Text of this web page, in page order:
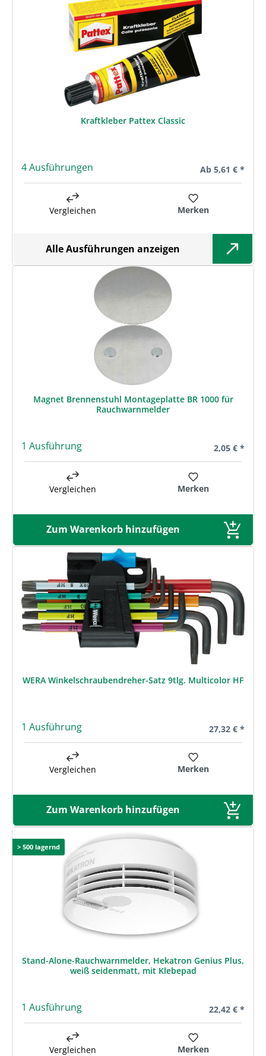
Kraftkleber Pattex Classic
4 Ausführungen Regulärer Preis:
Ab 5,61 € *
Vergleichen Merken
Alle Ausführungen anzeigen
Magnet Brennenstuhl Montageplatte BR 1000 für
Rauchwarnmelder
1 Ausführung Regulärer
2,05 € *
Vergleichen Merken
Zum Warenkorb hinzufügen
WERA Winkelschraubendreher-Satz 9tlg. Multicolor HF
1 Ausführung Regulärer
27,32 € *
Vergleichen Merken
Zum Warenkorb hinzufügen
> 500 lagernd
Stand-Alone-Rauchwarnmelder, Hekatron Genius Plus,
weiß seidenmatt, mit Klebepad
1 Ausführung Regulärer
22,42 € *
Vergleichen Merken